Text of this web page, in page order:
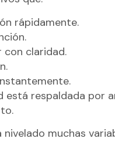
rápidamente.
con claridad.
está respaldada por
muchas